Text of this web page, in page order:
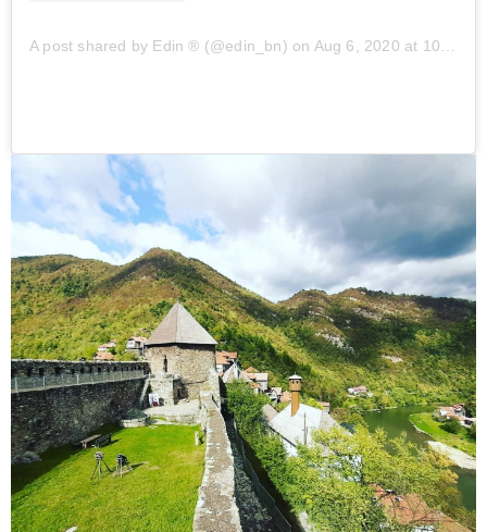
A post shared by Edin ®️ (@edin_bn) on Aug 6, 2020 at 10:21am PDT